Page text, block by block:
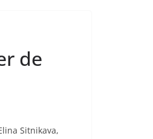
de
Sitnikava,